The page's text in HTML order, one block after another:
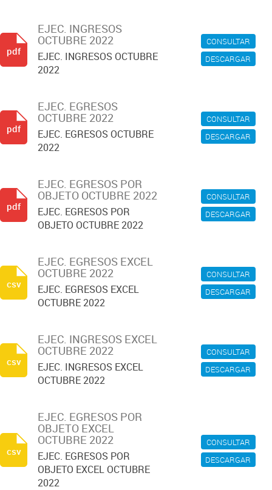
CONSULTAR
DESCARGAR
EJEC. INGRESOS
OCTUBRE 2022
EJEC. INGRESOS OCTUBRE
2022
pdf
CONSULTAR
DESCARGAR
EJEC. EGRESOS
OCTUBRE 2022
EJEC. EGRESOS OCTUBRE
2022
pdf
CONSULTAR
DESCARGAR
EJEC. EGRESOS POR
OBJETO OCTUBRE 2022
EJEC. EGRESOS POR
OBJETO OCTUBRE 2022
pdf
CONSULTAR
DESCARGAR
EJEC. EGRESOS EXCEL
OCTUBRE 2022
EJEC. EGRESOS EXCEL
OCTUBRE 2022
csv
CONSULTAR
DESCARGAR
EJEC. INGRESOS EXCEL
OCTUBRE 2022
EJEC. INGRESOS EXCEL
OCTUBRE 2022
csv
CONSULTAR
DESCARGAR
EJEC. EGRESOS POR
OBJETO EXCEL
OCTUBRE 2022
EJEC. EGRESOS POR
OBJETO EXCEL OCTUBRE
2022
csv